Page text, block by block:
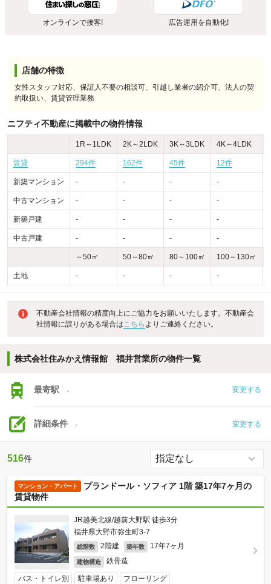
オンラインで接客! 広告運用を自動化!
店舗の特徴
女性スタッフ対応、保証人不要の相談可、引越し業者の紹介可、法人の契
約取扱い、賃貸管理業務
ニフティ不動産に掲載中の物件情報
1R～1LDK 2K～2LDK 3K～3LDK 4K～4LDK
賃貸 294件 162件 45件 12件
新築マンション - - - -
中古マンション - - - -
新築戸建 - - - -
中古戸建 - - - -
～50㎡ 50～80㎡ 80～100㎡ 100～130㎡
土地 - - - -
不動産会社情報の精度向上にご協力をお願いいたします。不動産会
社情報に誤りがある場合はこちら よりご連絡ください。
株式会社住みかえ情報館 福井営業所の物件一覧
最寄駅 - 変更する
詳細条件 - 変更する
516件
マンション・アパート
プランドール・ソフィア 1階 築17年7ヶ月の
賃貸物件
JR越美北線/越前大野駅 徒歩3分
福井県大野市弥生町3-7
総階数 2階建 築年数 17年7ヶ月
建物構造 鉄骨造
バス・トイレ別 駐車場あり フローリング